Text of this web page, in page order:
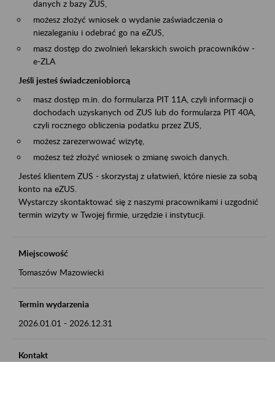
danych z bazy ZUS,
możesz złożyć wniosek o wydanie zaświadczenia o
niezaleganiu i odebrać go na eZUS,
masz dostęp do zwolnień lekarskich swoich pracowników -
e-ZLA
Jeśli jesteś świadczeniobiorcą
masz dostęp m.in. do formularza PIT 11A, czyli informacji o
dochodach uzyskanych od ZUS lub do formularza PIT 40A,
czyli rocznego obliczenia podatku przez ZUS,
możesz zarezerwować wizytę,
możesz też złożyć wniosek o zmianę swoich danych.
Jesteś klientem ZUS - skorzystaj z ułatwień, które niesie za sobą
konto na eZUS.
Wystarczy skontaktować się z naszymi pracownikami i uzgodnić
termin wizyty w Twojej firmie, urzędzie i instytucji.
Miejscowość
Tomaszów Mazowiecki
Termin wydarzenia
2026.01.01 - 2026.12.31
Kontakt